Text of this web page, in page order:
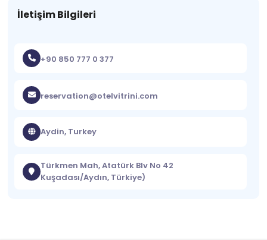
İletişim Bilgileri
+90 850 777 0 377
reservation@otelvitrini.com
Aydin, Turkey
Türkmen Mah, Atatürk Blv No 42
Kuşadası/Aydın, Türkiye)